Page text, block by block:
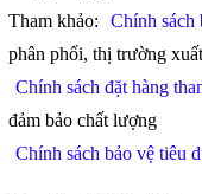
Tham khảo:
Chính sách
phân phối, thị trường
Chính sách đặt hàng
đảm bảo chất lượng
Chính sách bảo vệ tiêu